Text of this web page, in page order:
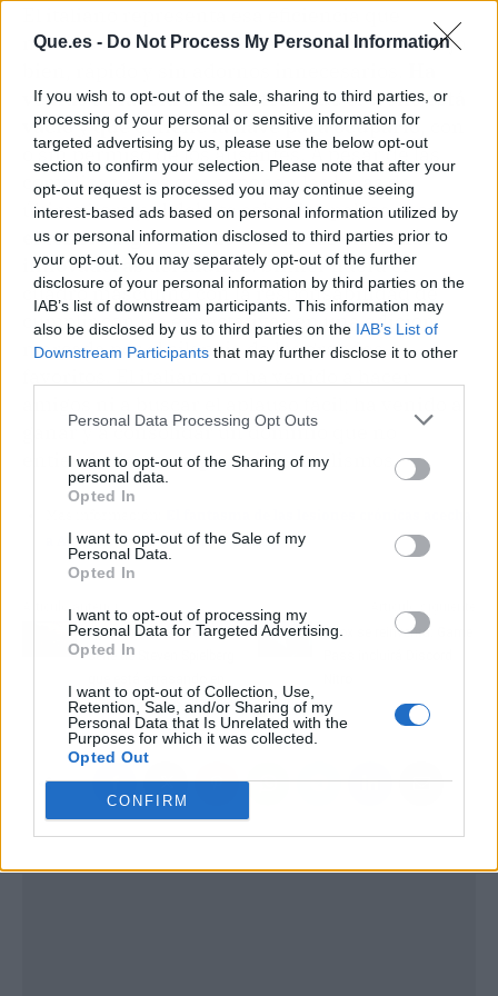
Que.es - Do Not Process My Personal Information
If you wish to opt-out of the sale, sharing to third parties, or
processing of your personal or sensitive information for
targeted advertising by us, please use the below opt-out
section to confirm your selection. Please note that after your
opt-out request is processed you may continue seeing
interest-based ads based on personal information utilized by
us or personal information disclosed to third parties prior to
your opt-out. You may separately opt-out of the further
disclosure of your personal information by third parties on the
IAB’s list of downstream participants. This information may
also be disclosed by us to third parties on the IAB’s List of
Downstream Participants that may further disclose it to other
Personal Data Processing Opt Outs
I want to opt-out of the Sharing of my
personal data.
Opted In
I want to opt-out of the Sale of my
Personal Data.
Opted In
I want to opt-out of processing my
Personal Data for Targeted Advertising.
Opted In
I want to opt-out of Collection, Use,
Retention, Sale, and/or Sharing of my
Personal Data that Is Unrelated with the
Purposes for which it was collected.
Opted Out
CONFIRM
muchos buscan en su día a día: hacer el trabajo
venido a Madrid a demostrar que el trono está
vacío y que él tiene la llave para ocuparlo
o sin permiso de los ausentes.​ A pesar de las
complicaciones que suponen las bajas de
última hora y el debate sobre los palcos vacíos,
el torneo sigue siendo una de las citas más
innovadoras del mundo. Sinner lidera el
cuadro masculino con la responsabilidad de
cumplir con las expectativas en una edición
marcada por el silencio de los grandes
ganar y a consolidar un dominio que no
entiende de nostalgias ni de localismos.
a Alcaraz: "Prefiero volver tarde..."
Artículo anterior
Dinosaurios en Netflix: la
serie de Steven Spielberg
visualizaciones globales
Xbox se reinventa: Game